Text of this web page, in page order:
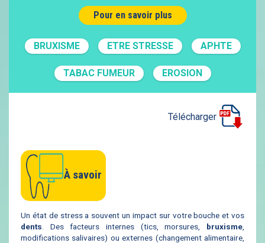
Pour en savoir plus
BRUXISME ETRE STRESSE APHTE
TABAC FUMEUR EROSION
Télécharger
À savoir
Un état de stress a souvent un impact sur votre bouche et vos
dents . Des facteurs internes (tics, morsures, bruxisme
modifications salivaires) ou externes (changement alimentaire,